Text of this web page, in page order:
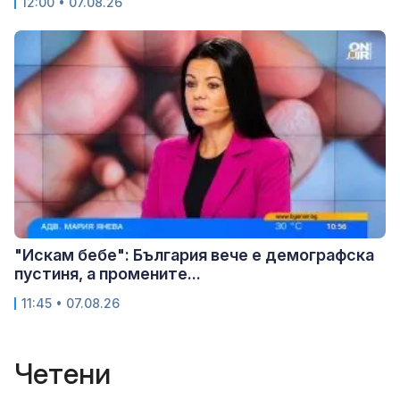
"Искам бебе": България вече е демографска
пустиня, а промените...
11:45 • 07.08.26
Четени